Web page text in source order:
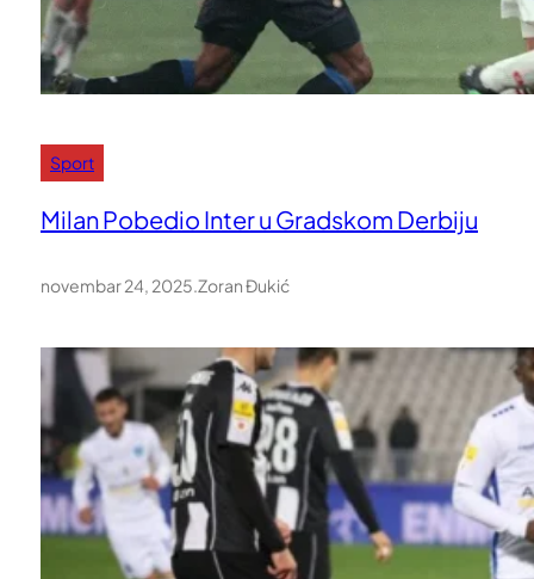
Sport
Milan Pobedio Inter u Gradskom Derbiju
novembar 24, 2025.Zoran Đukić